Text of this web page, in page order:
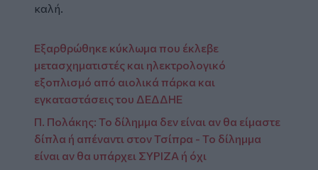
καλή.
Εξαρθρώθηκε κύκλωμα που έκλεβε
μετασχηματιστές και ηλεκτρολογικό
εξοπλισμό από αιολικά πάρκα και
εγκαταστάσεις του ΔΕΔΔΗΕ
Π. Πολάκης: Το δίλημμα δεν είναι αν θα είμαστε
δίπλα ή απέναντι στον Τσίπρα - Το δίλημμα
είναι αν θα υπάρχει ΣΥΡΙΖΑ ή όχι